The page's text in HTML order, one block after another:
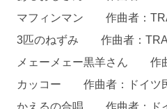
マフィンマン 作曲者：
3匹のねずみ 作曲者：
メェーメェー黒羊さん 作
カッコー 作曲者：ドイツ
かえるの合唱 作曲者：ド